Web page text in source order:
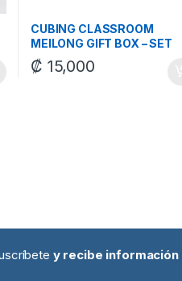
CUBING CLASSROOM
MEILONG GIFT BOX – SET
₡ 15,000
y recibe